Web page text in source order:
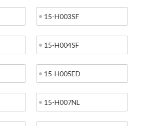
15-H003SF
15-H004SF
15-H005ED
15-H007NL